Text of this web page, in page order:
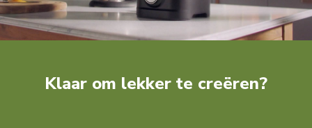
Klaar om lekker te creëren?